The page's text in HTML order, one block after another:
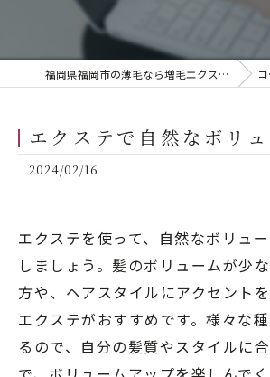
福岡県福岡市の薄毛なら増毛エクステ専門店 Papillon hair -zomo extension- コラム
エクステで自然なボリ
2024/02/16
エクステを使って、自然なボリュ
しましょう。髪のボリュームが少
方や、ヘアスタイルにアクセントを
エクステがおすすめです。様々な
るので、自分の髪質やスタイルに